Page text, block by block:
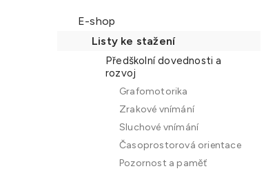
E-shop
Listy ke stažení
Předškolní dovednosti a
rozvoj
Grafomotorika
Zrakové vnímání
Sluchové vnímání
Časoprostorová orientace
Pozornost a paměť